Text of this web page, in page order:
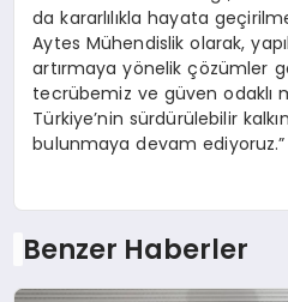
da kararlılıkla hayata
Aytes Mühendislik olarak,
artırmaya yönelik çözümler
tecrübemiz ve güven odaklı
Türkiye’nin sürdürülebilir
bulunmaya devam ediyoruz.”
Benzer Haberler